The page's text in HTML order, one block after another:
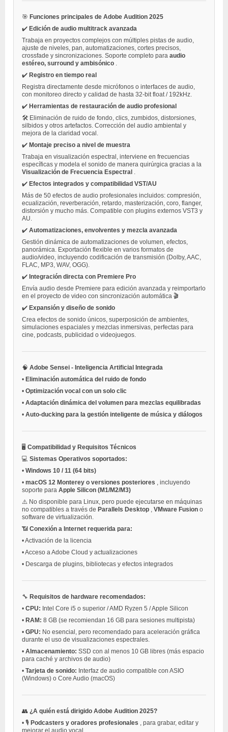
🎯 Funciones principales de Adobe Audition 2025
✔️ Edición de audio multitrack avanzada
Trabaja en proyectos complejos con múltiples pistas de audio,
ajuste de niveles, pan, automatizaciones, cortes precisos,
crossfade y sincronizaciones. Soporte completo para audio
estéreo, surround y ambisónico
✔️ Registro en tiempo real
Registra directamente desde micrófonos o interfaces de audio,
con monitoreo directo y calidad de hasta 32-bit float / 192kHz.
✔️ Herramientas de restauración de audio profesional
🛠️ Eliminación de ruido de fondo, clics, zumbidos, distorsiones,
silbidos y otros artefactos. Corrección del audio ambiental y
mejora de la claridad vocal.
✔️ Montaje preciso a nivel de muestra
Trabaja en visualización espectral, interviene en frecuencias
específicas y modela el sonido de manera quirúrgica gracias a la
Visualización de Frecuencia Espectral
✔️ Efectos integrados y compatibilidad VST/AU
Más de 50 efectos de audio profesionales incluidos: compresión,
ecualización, reverberación, retardo, masterización, coro, flanger,
distorsión y mucho más. Compatible con plugins externos VST3 y
AU.
✔️ Automatizaciones, envolventes y mezcla avanzada
Gestión dinámica de automatizaciones de volumen, efectos,
panorámica. Exportación flexible en varios formatos de
audio/video, incluyendo codificación de transmisión (Dolby, AAC,
FLAC, MP3, WAV, OGG).
✔️ Integración directa con Premiere Pro
Envía audio desde Premiere para edición avanzada y reimportarlo
en el proyecto de video con sincronización automática 🎬
✔️ Expansión y diseño de sonido
Crea efectos de sonido únicos, superposición de ambientes,
simulaciones espaciales y mezclas inmersivas, perfectas para
cine, podcasts, publicidad o videojuegos.
🧠 Adobe Sensei - Inteligencia Artificial Integrada
• Eliminación automática del ruido de fondo
• Optimización vocal con un solo clic
• Adaptación dinámica del volumen para mezclas equilibradas
• Auto-ducking para la gestión inteligente de música y diálogos
🖥️ Compatibilidad y Requisitos Técnicos
💻 Sistemas Operativos soportados:
• Windows 10 / 11 (64 bits)
• macOS 12 Monterey o versiones posteriores
, incluyendo
soporte para Apple Silicon (M1/M2/M3)
⚠️ No disponible para Linux, pero puede ejecutarse en máquinas
no compatibles a través de Parallels Desktop VMware Fusion o
software de virtualización.
📶 Conexión a Internet requerida para:
•Activación de la licencia
•Acceso a Adobe Cloud y actualizaciones
• Descarga de plugins, bibliotecas y efectos integrados
🔧 Requisitos de hardware recomendados:
• CPU: Intel Core i5 o superior / AMD Ryzen 5 / Apple Silicon
• RAM: 8 GB (se recomiendan 16 GB para sesiones multipista)
• GPU: No esencial, pero recomendado para aceleración gráfica
durante el uso de visualizaciones espectrales.
• Almacenamiento: SSD con al menos 10 GB libres (más espacio
para caché y archivos de audio)
• Tarjeta de sonido: Interfaz de audio compatible con ASIO
(Windows) o Core Audio (macOS)
👥 ¿A quién está dirigido Adobe Audition 2025?
• 🎙️ Podcasters y oradores profesionales
, para grabar, editar y
mejorar el audio vocal